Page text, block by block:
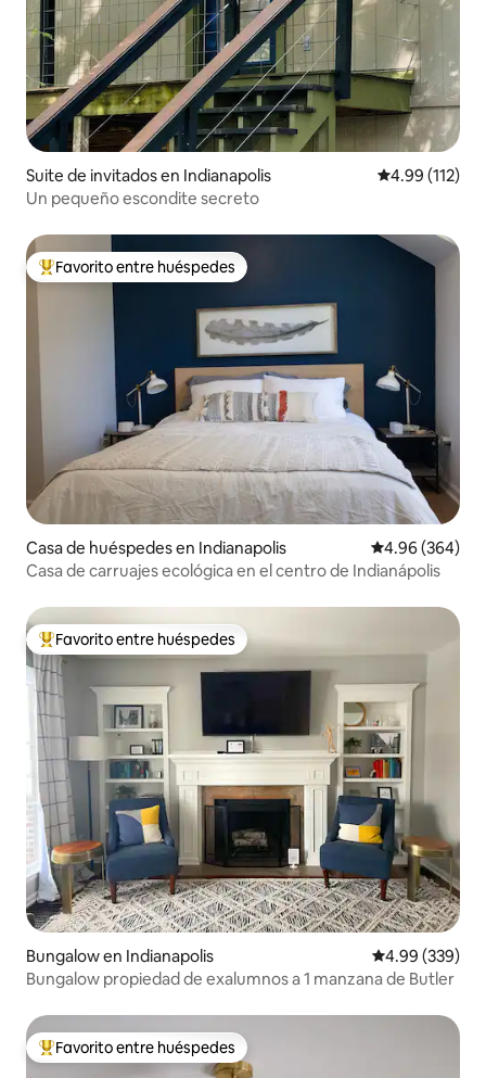
Suite de invitados en Indianapolis Calificación
4.99 (112)
Un pequeño escondite secreto
Favorito entre huéspedes preferido
Favorito entre huéspedes
Casa de huéspedes en Indianapolis Calificación
4.96 (364)
Casa de carruajes ecológica en el centro de Indianápolis
Favorito entre huéspedes preferido
Favorito entre huéspedes
Bungalow en Indianapolis Calificación
4.99 (339)
Bungalow propiedad de exalumnos a 1 manzana de Butler
Favorito entre huéspedes preferido
Favorito entre huéspedes